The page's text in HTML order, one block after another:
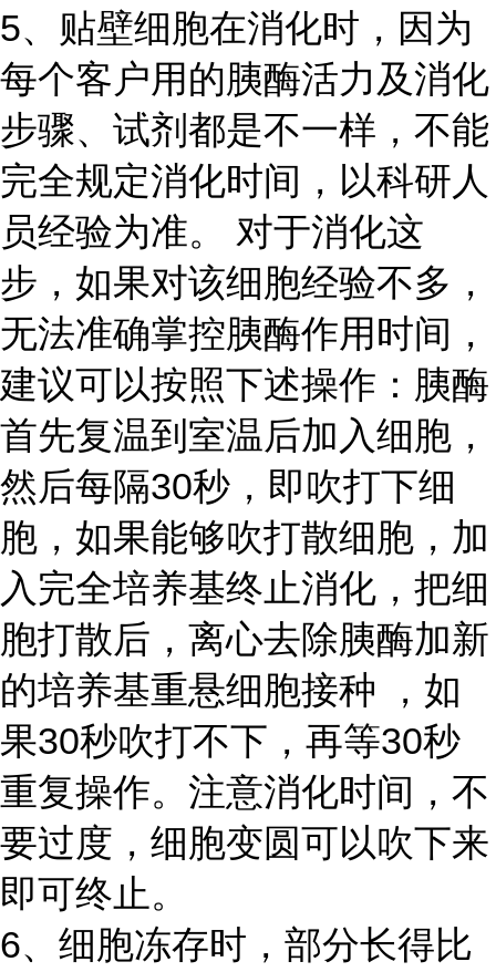
5、贴壁细胞在消化时，因为
每个客户用的胰酶活力及消化
步骤、试剂都是不一样，不能
完全规定消化时间，以科研人
员经验为准。 对于消化这
步，如果对该细胞经验不多，
无法准确掌控胰酶作用时间，
建议可以按照下述操作：胰酶
首先复温到室温后加入细胞，
然后每隔30秒，即吹打下细
胞，如果能够吹打散细胞，加
入完全培养基终止消化，把细
胞打散后，离心去除胰酶加新
的培养基重悬细胞接种 ，如
果30秒吹打不下，再等30秒
重复操作。注意消化时间，不
要过度，细胞变圆可以吹下来
即可终止。
6、细胞冻存时，部分长得比